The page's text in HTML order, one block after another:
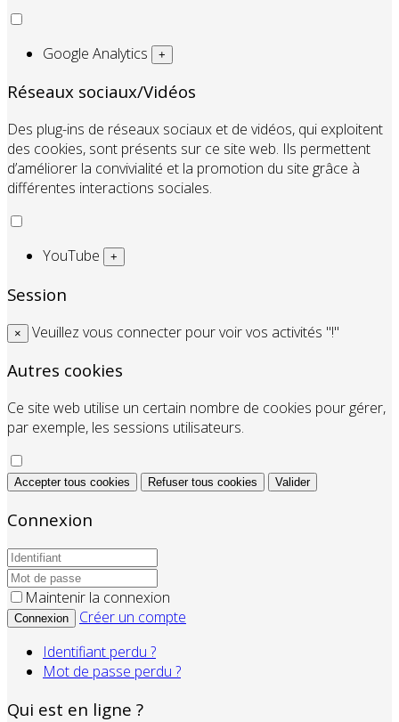
Google Analytics +
Réseaux sociaux/Vidéos
Des plug-ins de réseaux sociaux et de vidéos, qui exploitent
des cookies, sont présents sur ce site web. Ils permettent
d’améliorer la convivialité et la promotion du site grâce à
différentes interactions sociales.
YouTube +
Session
× Veuillez vous connecter pour voir vos activités "!"
Autres cookies
Ce site web utilise un certain nombre de cookies pour gérer,
par exemple, les sessions utilisateurs.
Accepter tous cookies Refuser tous cookies Valider
Connexion
Maintenir la connexion
Connexion
Créer un compte
Identifiant perdu ?
Mot de passe perdu ?
Qui est en ligne ?